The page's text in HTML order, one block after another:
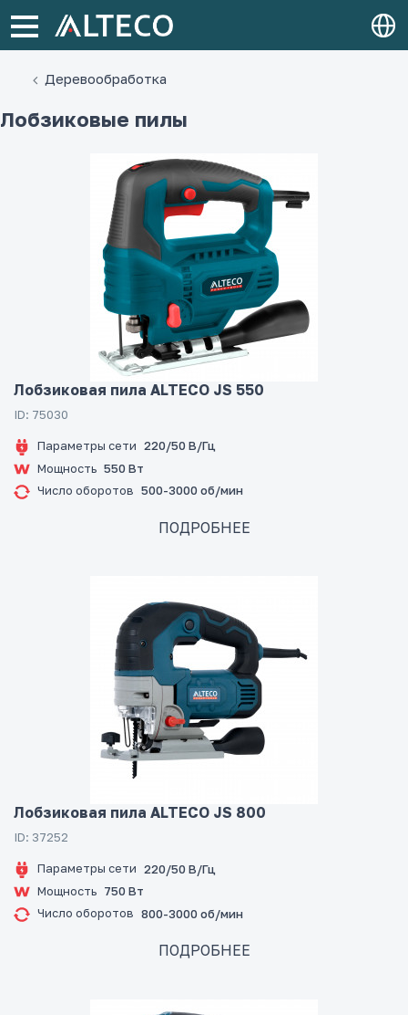
Деревообработка
Лобзиковые пилы
Лобзиковая пила ALTECO JS 550
ID: 75030
Параметры сети 220/50 В/Гц
Мощность 550 Вт
Число оборотов 500-3000 об/мин
ПОДРОБНЕЕ
Лобзиковая пила ALTECO JS 800​
ID: 37252
Параметры сети 220/50 В/Гц
Мощность 750 Вт
Число оборотов 800-3000 об/мин
ПОДРОБНЕЕ